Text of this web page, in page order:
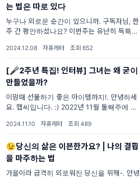
는 법은 따로 있다
누구나 외로운 순간이 있으니까. 구독자님, 한
주 간 평안하셨나요? 이번주는 유난히 독특한
것이 아니었다는 것도 느꼈고, 일상의 자유에
새삼 감사하기도 했습니다.
2024.12.08 · 자휴레터 · 조회 652
[🎤2주년 특집! 인터뷰] 그녀는 왜 굳이
만들었을까?
이맘때 선물하기 좋은 아이템까지!. 안녕하세
요. 햅씨입니다. :) 2022년 11월 둘째주에 시작
은 2주년을 기념해서, 특별한 시간을 준비했습
니다. 그동안 왜, 그리고 어
2024.11.10 · 자휴레터 · 조회 489
😉당신의 삶은 이븐한가요? | 나의 결핍
을 마주하는 법
가을이라 급격히 외로워진 당신을 위해-. 안녕